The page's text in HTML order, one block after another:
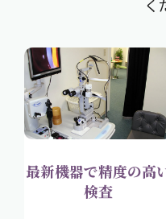
く
最新機器で精度の高
検査